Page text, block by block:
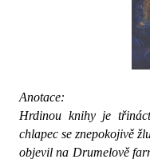
Anotace:
Hrdinou knihy je
chlapec se znepokojivě
objevil na Drumelově